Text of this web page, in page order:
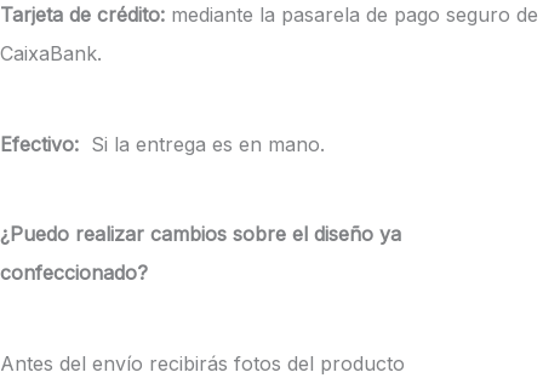
Tarjeta de crédito: mediante la pasarela de pago seguro de
CaixaBank.
Efectivo: Si la entrega es en mano.
¿Puedo realizar cambios sobre el diseño ya
confeccionado?
Antes del envío recibirás fotos del producto